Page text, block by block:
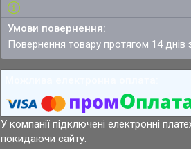
повернення товару протягом 14 днів
У компанії підключені електронні
покидаючи сайту.